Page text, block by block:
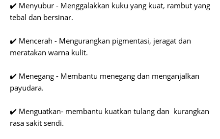
✔️ Menyubur - Menggalakkan kuku yang kuat, rambut yang
tebal dan bersinar.
✔️ Mencerah - Mengurangkan pigmentasi, jeragat dan
meratakan warna kulit.
✔️ Menegang - Membantu menegang dan menganjalkan
payudara.
✔️ Menguatkan- membantu kuatkan tulang dan kurangkan
rasa sakit sendi.